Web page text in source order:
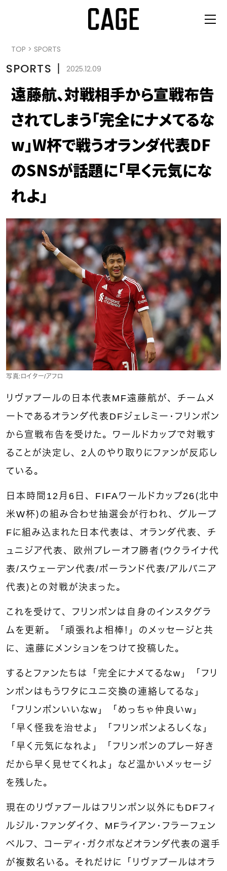
TOP > SPORTS
SPORTS 丨 2025.12.09
遠藤航、対戦相手から宣戦布告
されてしまう「完全にナメてるな
w」W杯で戦うオランダ代表DF
のSNSが話題に「早く元気にな
れよ」
写真：ロイター/アフロ
リヴァプールの日本代表MF遠藤航が、チームメ
ートであるオランダ代表DFジェレミー・フリンポン
から宣戦布告を受けた。ワールドカップで対戦す
ることが決定し、2人のやり取りにファンが反応し
ている。
日本時間12月6日、FIFAワールドカップ26（北中
米W杯）の組み合わせ抽選会が行われ、グループ
Fに組み込まれた日本代表は、オランダ代表、チ
ュニジア代表、欧州プレーオフ勝者（ウクライナ代
表/スウェーデン代表/ポーランド代表/アルバニア
代表）との対戦が決まった。
これを受けて、フリンポンは自身のインスタグラ
ムを更新。「頑張れよ相棒！」のメッセージと共
に、遠藤にメンションをつけて投稿した。
するとファンたちは「完全にナメてるなw」「フリ
ンポンはもうワタにユニ交換の連絡してるな」
「フリンポンいいなw」「めっちゃ仲良いw」
「早く怪我を治せよ」「フリンポンよろしくな」
「早く元気になれよ」「フリンボンのプレー好き
だから早く見せてくれよ」など温かいメッセージ
を残した。
現在のリヴァプールはフリンポン以外にもDFフィ
ルジル・ファンダイク、MFライアン・フラーフェン
ベルフ、コーディ・ガクポなどオランダ代表の選手
が複数名いる。それだけに「リヴァプールはオラ